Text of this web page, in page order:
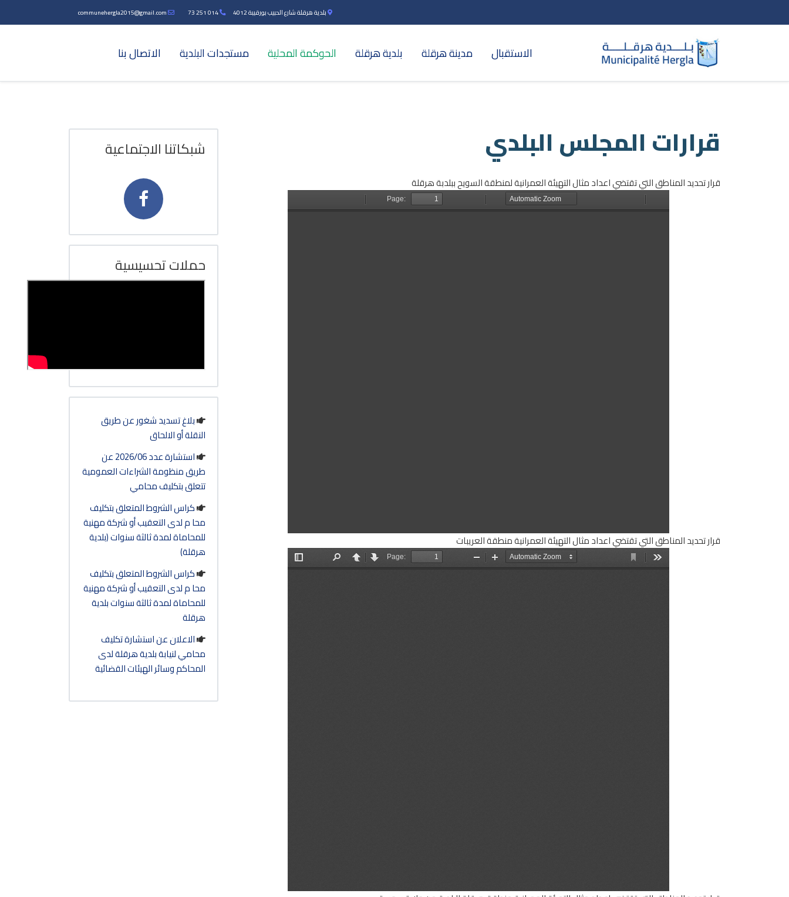
بلدية هرقلة شارع الحبيب بورقيبة 4012 014 251 73
communehergla2015@gmail.com
الاستقبال مدينة هرقلة بلدية هرقلة الحوكمة المحلية مستجدات البلدية الاتصال بنا
قرارات المجلس البلدي
قرار تحديد المناطق التي تقتضي اعداد مثال التهيئة العمرانية لمنطقة السويح ببلدبة هرقلة
قرار تحديد المناطق التي تقتضي اعداد مثال التهيئة العمرانية منطقة العريبات
شبكاتنا الاجتماعية
حملات تحسيسية
بلاغ تسديد شغور عن طريق
النقلة أو الالحاق
استشارة عدد 2026/06 عن
طريق منظومة الشراءات العمومية
تتعلق بتكليف محامي
كراس الشروط المتعلق بتكليف
محا م لدى التعقيب أو شركة مهنية
للمحاماة لمدة ثالثة سنوات (بلدية
هرقلة)
كراس الشروط المتعلق بتكليف
محا م لدى التعقيب أو شركة مهنية
للمحاماة لمدة ثالثة سنوات بلدية
هرقلة
الاعلان عن استشارة تكليف
محامي لنيابة بلدية هرقلة لدى
المحاكم وسائر الهيئات القضائية